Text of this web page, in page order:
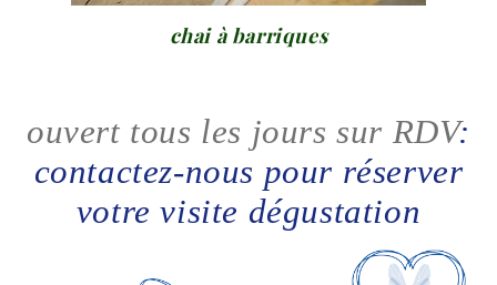
chai à barriques
ouvert tous les jours sur RDV:
contactez-nous pour réserver
votre visite dégustation